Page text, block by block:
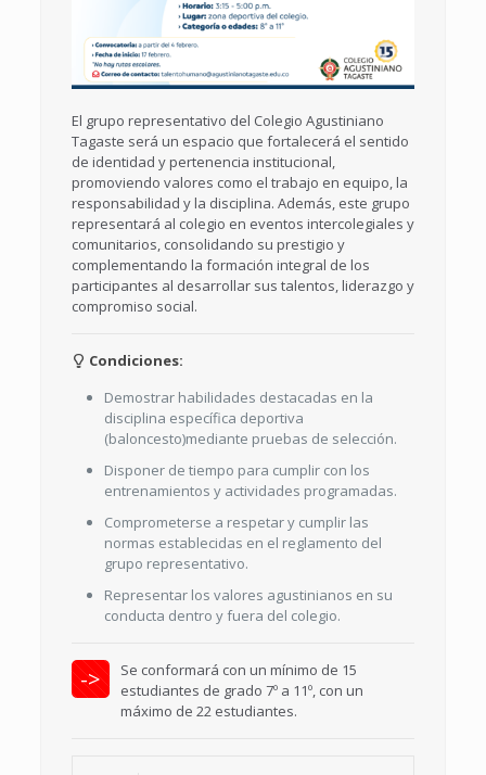
El grupo representativo del Colegio Agustiniano
Tagaste será un espacio que fortalecerá el sentido
de identidad y pertenencia institucional,
promoviendo valores como el trabajo en equipo, la
responsabilidad y la disciplina. Además, este grupo
representará al colegio en eventos intercolegiales y
comunitarios, consolidando su prestigio y
complementando la formación integral de los
participantes al desarrollar sus talentos, liderazgo y
compromiso social.
Condiciones:
Demostrar habilidades destacadas en la
disciplina específica deportiva
(baloncesto)mediante pruebas de selección.
Disponer de tiempo para cumplir con los
entrenamientos y actividades programadas.
Comprometerse a respetar y cumplir las
normas establecidas en el reglamento del
grupo representativo.
Representar los valores agustinianos en su
conducta dentro y fuera del colegio.
->
Se conformará con un mínimo de 15
estudiantes de grado 7º a 11º, con un
máximo de 22 estudiantes.